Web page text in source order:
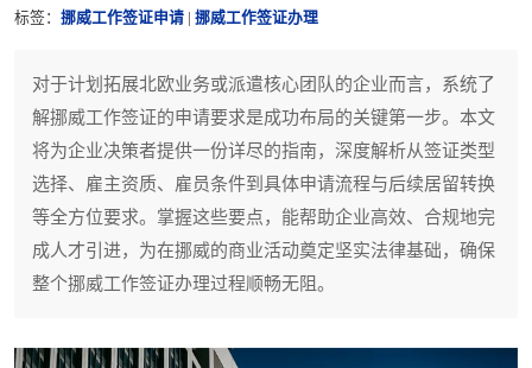
标签： 挪威工作签证申请 挪威工作签证办理
对于计划拓展北欧业务或派遣核心团队的企业而言，系统了
解挪威工作签证的申请要求是成功布局的关键第一步。本文
将为企业决策者提供一份详尽的指南，深度解析从签证类型
选择、雇主资质、雇员条件到具体申请流程与后续居留转换
等全方位要求。掌握这些要点，能帮助企业高效、合规地完
成人才引进，为在挪威的商业活动奠定坚实法律基础，确保
整个挪威工作签证办理过程顺畅无阻。